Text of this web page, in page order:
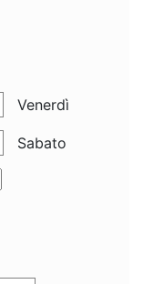
Venerdì
Sabato